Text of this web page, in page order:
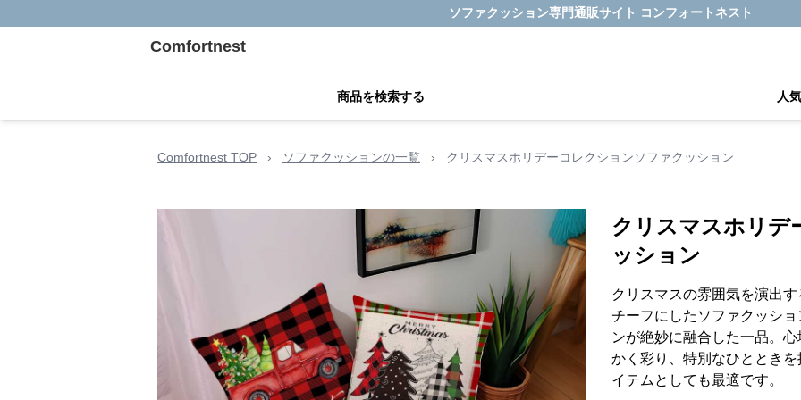
ソファクッション専門通販サイト コンフォートネスト
Comfortnest
商品を検索する 人
Comfortnest TOP › ソファクッションの一覧 › クリスマスホリデーコレクションソファクッション
クリスマスホリデ
ッション
クリスマスの雰囲気を演出
チーフにしたソファクッシ
ンが絶妙に融合した一品。
かく彩り、特別なひととき
イテムとしても最適です。